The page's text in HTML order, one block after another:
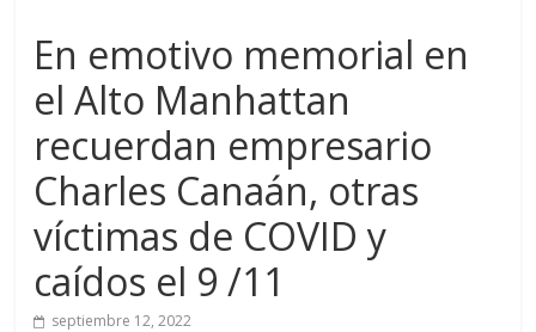
En emotivo memorial en
el Alto Manhattan
recuerdan empresario
Charles Canaán, otras
víctimas de COVID y
caídos el 9 /11
septiembre 12, 2022